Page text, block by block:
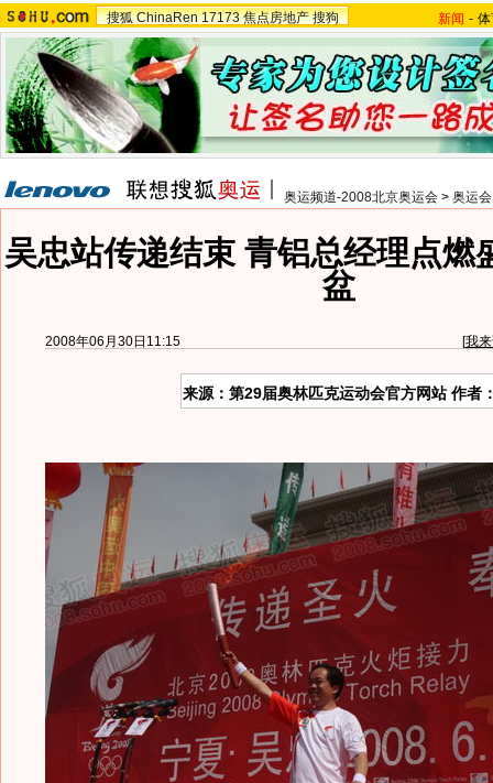
搜狐 ChinaRen 17173 焦点房地产 搜狗 新闻 -
奥运频道-2008北京奥运会 > 奥运
吴忠站传递结束 青铝总经理点燃
盆
2008年06月30日11:15 [我
来源：第29届奥林匹克运动会官方网站 作者